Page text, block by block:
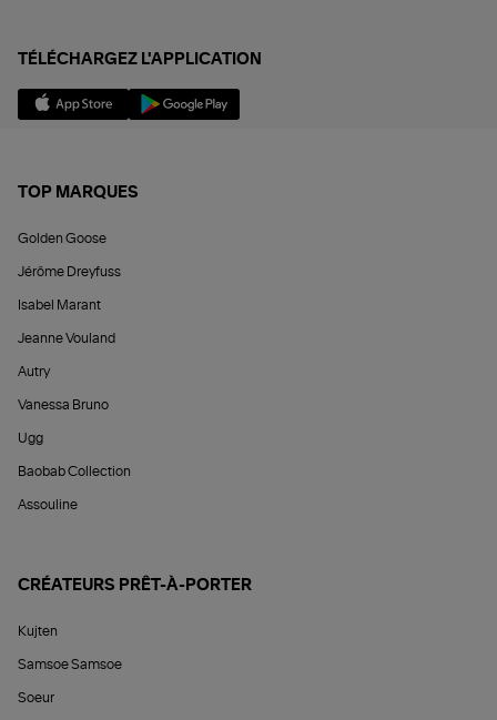
TÉLÉCHARGEZ L'APPLICATION
TOP MARQUES
Golden Goose
Jérôme Dreyfuss
Isabel Marant
Jeanne Vouland
Autry
Vanessa Bruno
Ugg
Baobab Collection
Assouline
CRÉATEURS PRÊT-À-PORTER
Kujten
Samsoe Samsoe
Soeur